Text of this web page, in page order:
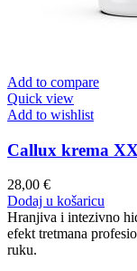
Add to compare
Quick view
Add to wishlist
Callux krema
28,00 €
Dodaj u košaricu
Hranjiva i intezivno
efekt tretmana
ruku.